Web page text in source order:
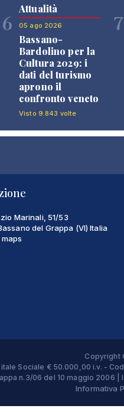
6
Attualità
05 ago 2026
Bassano-
Bardolino per la
Cultura 2029: i
dati del turismo
aprono il
confronto veneto
Visto 9.843 volte
7
Marinali, 51/53
del Grappa (VI) Italia
Copyright
Sociale € 50.000,00 i.v. -
n.3/06 del 10 maggio
Informativa